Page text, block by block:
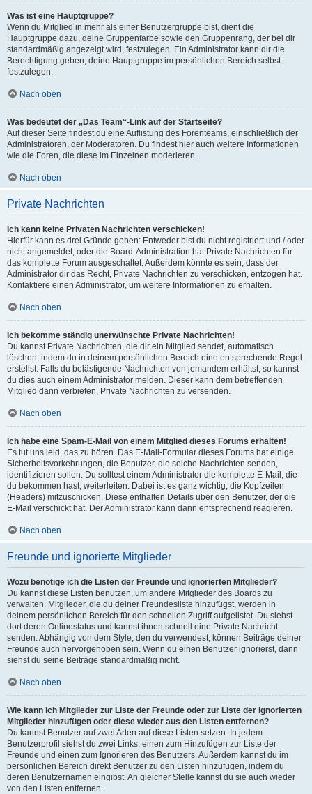
Was ist eine Hauptgruppe?
Wenn du Mitglied in mehr als einer Benutzergruppe bist, dient die
Hauptgruppe dazu, deine Gruppenfarbe sowie den Gruppenrang, der bei dir
standardmäßig angezeigt wird, festzulegen. Ein Administrator kann dir die
Berechtigung geben, deine Hauptgruppe im persönlichen Bereich selbst
festzulegen.
Nach oben
Was bedeutet der „Das Team“-Link auf der Startseite?
Auf dieser Seite findest du eine Auflistung des Forenteams, einschließlich der
Administratoren, der Moderatoren. Du findest hier auch weitere Informationen
wie die Foren, die diese im Einzelnen moderieren.
Nach oben
Private Nachrichten
Ich kann keine Privaten Nachrichten verschicken!
Hierfür kann es drei Gründe geben: Entweder bist du nicht registriert und / oder
nicht angemeldet, oder die Board-Administration hat Private Nachrichten für
das komplette Forum ausgeschaltet. Außerdem könnte es sein, dass der
Administrator dir das Recht, Private Nachrichten zu verschicken, entzogen hat.
Kontaktiere einen Administrator, um weitere Informationen zu erhalten.
Nach oben
Ich bekomme ständig unerwünschte Private Nachrichten!
Du kannst Private Nachrichten, die dir ein Mitglied sendet, automatisch
löschen, indem du in deinem persönlichen Bereich eine entsprechende Regel
erstellst. Falls du belästigende Nachrichten von jemandem erhältst, so kannst
du dies auch einem Administrator melden. Dieser kann dem betreffenden
Mitglied dann verbieten, Private Nachrichten zu versenden.
Nach oben
Ich habe eine Spam-E-Mail von einem Mitglied dieses Forums erhalten!
Es tut uns leid, das zu hören. Das E-Mail-Formular dieses Forums hat einige
Sicherheitsvorkehrungen, die Benutzer, die solche Nachrichten senden,
identifizieren sollen. Du solltest einem Administrator die komplette E-Mail, die
du bekommen hast, weiterleiten. Dabei ist es ganz wichtig, die Kopfzeilen
(Headers) mitzuschicken. Diese enthalten Details über den Benutzer, der die
E-Mail verschickt hat. Der Administrator kann dann entsprechend reagieren.
Nach oben
Freunde und ignorierte Mitglieder
Wozu benötige ich die Listen der Freunde und ignorierten Mitglieder?
Du kannst diese Listen benutzen, um andere Mitglieder des Boards zu
verwalten. Mitglieder, die du deiner Freundesliste hinzufügst, werden in
deinem persönlichen Bereich für den schnellen Zugriff aufgelistet. Du siehst
dort deren Onlinestatus und kannst ihnen schnell eine Private Nachricht
senden. Abhängig von dem Style, den du verwendest, können Beiträge deiner
Freunde auch hervorgehoben sein. Wenn du einen Benutzer ignorierst, dann
siehst du seine Beiträge standardmäßig nicht.
Nach oben
Wie kann ich Mitglieder zur Liste der Freunde oder zur Liste der ignorierten
Mitglieder hinzufügen oder diese wieder aus den Listen entfernen?
Du kannst Benutzer auf zwei Arten auf diese Listen setzen: In jedem
Benutzerprofil siehst du zwei Links: einen zum Hinzufügen zur Liste der
Freunde und einen zum Ignorieren des Benutzers. Außerdem kannst du im
persönlichen Bereich direkt Benutzer zu den Listen hinzufügen, indem du
deren Benutzernamen eingibst. An gleicher Stelle kannst du sie auch wieder
von den Listen entfernen.